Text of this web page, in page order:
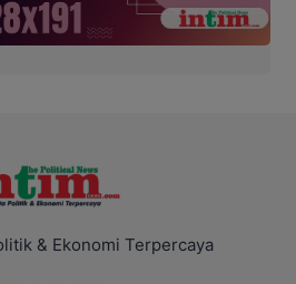
& Ekonomi Terpercaya